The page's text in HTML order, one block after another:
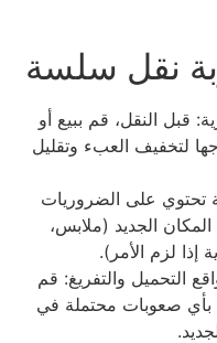
نقل سلسة
النقل، قم ببيع أو
لتخفيف العبء وتقليل
على الضروريات
الجديد (ملابس،
لزم الأمر).
والتفريغ: قم
صعوبات محتملة في